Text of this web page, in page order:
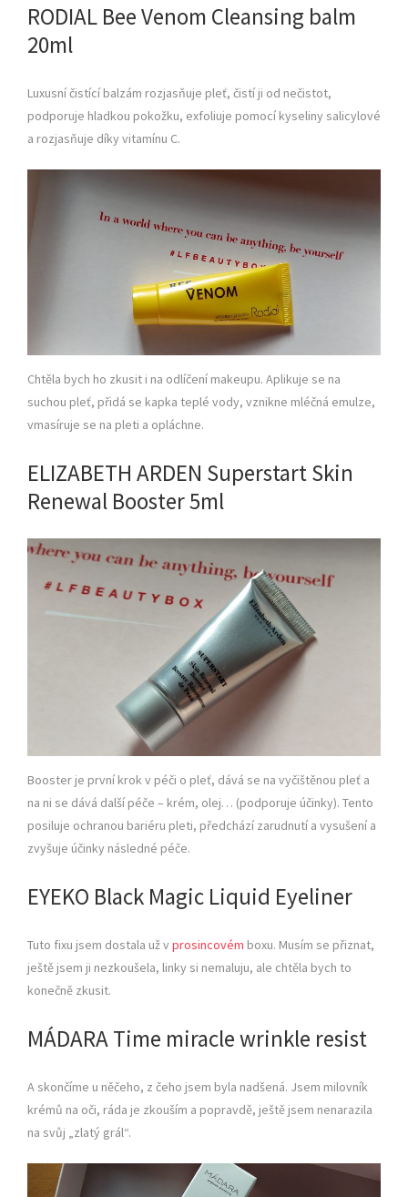
RODIAL Bee Venom Cleansing balm
20ml
Luxusní čistící balzám rozjasňuje pleť, čistí ji od nečistot,
podporuje hladkou pokožku, exfoliuje pomocí kyseliny salicylové
a rozjasňuje díky vitamínu C.
Chtěla bych ho zkusit i na odlíčení makeupu. Aplikuje se na
suchou pleť, přidá se kapka teplé vody, vznikne mléčná emulze,
vmasíruje se na pleti a opláchne.
ELIZABETH ARDEN Superstart Skin
Renewal Booster 5ml
Booster je první krok v péči o pleť, dává se na vyčištěnou pleť a
na ni se dává další péče – krém, olej… (podporuje účinky). Tento
posiluje ochranou bariéru pleti, předchází zarudnutí a vysušení a
zvyšuje účinky následné péče.
EYEKO Black Magic Liquid Eyeliner
Tuto fixu jsem dostala už vprosincovém boxu. Musím se přiznat,
ještě jsem ji nezkoušela, linky si nemaluju, ale chtěla bych to
konečně zkusit.
MÁDARA Time miracle wrinkle resist
A skončíme u něčeho, z čeho jsem byla nadšená. Jsem milovník
krémů na oči, ráda je zkouším a popravdě, ještě jsem nenarazila
na svůj „zlatý grál“.